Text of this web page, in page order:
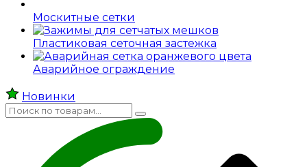
Москитные сетки
Пластиковая сеточная застежка
Аварийное ограждение
Новинки